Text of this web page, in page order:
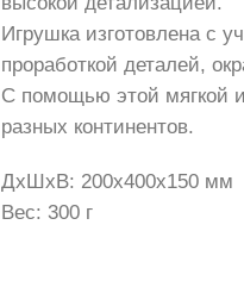
Игрушка изготовлена с
проработкой деталей,
С помощью этой мягкой
разных континентов.
ДxШxВ: 200x400x150 мм
Вес: 300 г